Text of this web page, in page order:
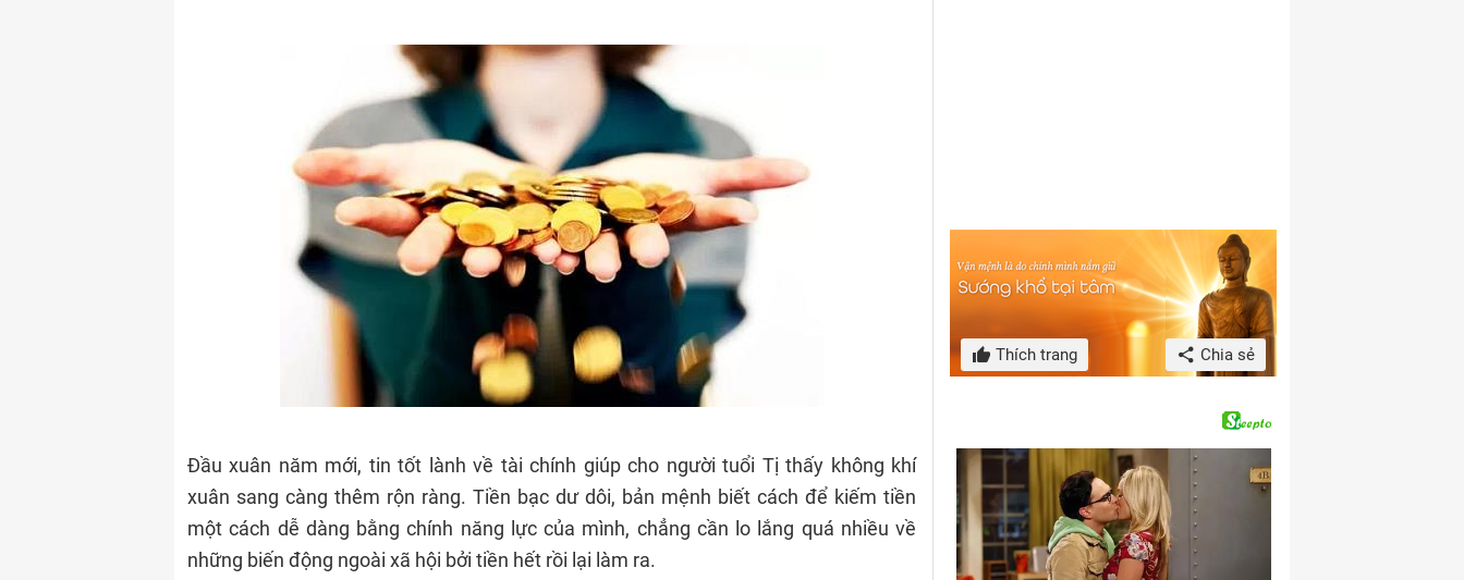
Đầu xuân năm mới, tin tốt lành về tài chính giúp cho người tuổi Tị thấy không khí
xuân sang càng thêm rộn ràng. Tiền bạc dư dôi, bản mệnh biết cách để kiếm tiền
một cách dễ dàng bằng chính năng lực của mình, chẳng cần lo lắng quá nhiều về
những biến động ngoài xã hội bởi tiền hết rồi lại làm ra.
Thích trang Chia sẻ